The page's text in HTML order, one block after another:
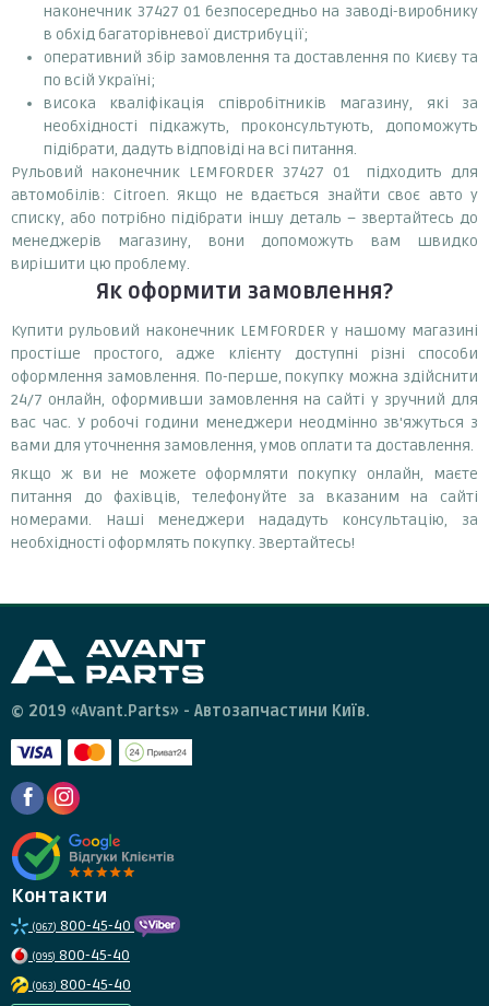
наконечник 37427 01 безпосередньо на заводі-виробнику
в обхід багаторівневої дистрибуції;
оперативний збір замовлення та доставлення по Києву та
по всій Україні;
висока кваліфікація співробітників магазину, які за
необхідності підкажуть, проконсультують, допоможуть
підібрати, дадуть відповіді на всі питання.
Рульовий наконечник LEMFORDER 37427 01 підходить для
автомобілів: Citroen. Якщо не вдається знайти своє авто у
списку, або потрібно підібрати іншу деталь – звертайтесь до
менеджерів магазину, вони допоможуть вам швидко
вирішити цю проблему.
Як оформити замовлення?
Купити рульовий наконечник LEMFORDER у нашому магазині
простіше простого, адже клієнту доступні різні способи
оформлення замовлення. По-перше, покупку можна здійснити
24/7 онлайн, оформивши замовлення на сайті у зручний для
вас час. У робочі години менеджери неодмінно зв'яжуться з
вами для уточнення замовлення, умов оплати та доставлення.
Якщо ж ви не можете оформляти покупку онлайн, маєте
питання до фахівців, телефонуйте за вказаним на сайті
номерами. Наші менеджери нададуть консультацію, за
необхідності оформлять покупку. Звертайтесь!
© 2019 «Avant.Parts» - Автозапчастини Київ.
Контакти
(067) 800-45-40
(095) 800-45-40
(063) 800-45-40